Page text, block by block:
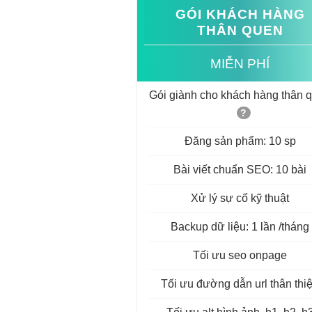
GÓI KHÁCH HÀNG
THÂN QUEN
MIỄN PHÍ
Gói giành cho khách hàng thân
?
Đăng sản phẩm: 10 sp
Bài viết chuẩn SEO: 10 bài
Xử lý sự cố kỹ thuật
Backup dữ liệu: 1 lần /tháng
Tối ưu seo onpage
Tối ưu đường dẫn url thân